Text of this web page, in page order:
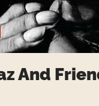
And